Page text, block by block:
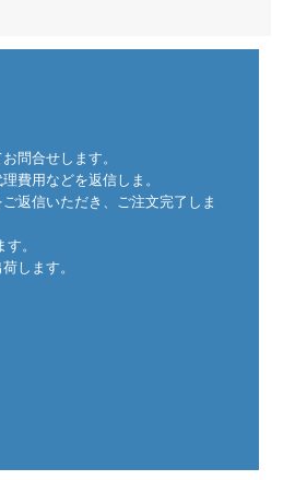
問合せします。
費用などを返信しま。
返信いただき、ご注文完了しま
。
します。